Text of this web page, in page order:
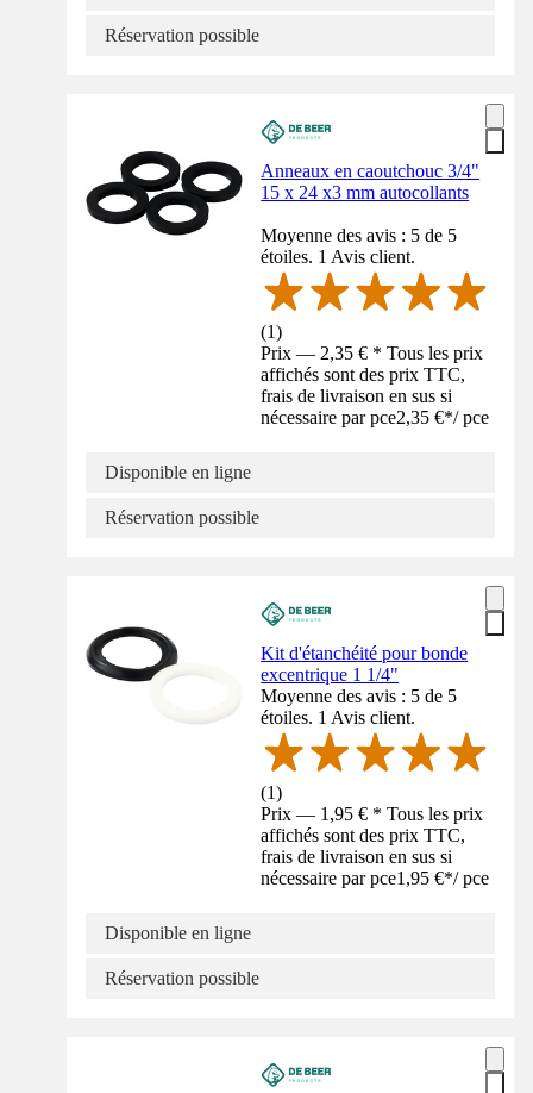
Réservation possible
Anneaux en caoutchouc 3/4"
15 x 24 x3 mm autocollants
Moyenne des avis : 5 de 5
étoiles. 1 Avis client.
(1)
Prix — 2,35 € * Tous les prix
affichés sont des prix TTC,
frais de livraison en sus si
nécessaire par pce2,35 €*/ pce
Disponible en ligne
Réservation possible
Kit d'étanchéité pour bonde
excentrique 1 1/4"
Moyenne des avis : 5 de 5
étoiles. 1 Avis client.
(1)
Prix — 1,95 € * Tous les prix
affichés sont des prix TTC,
frais de livraison en sus si
nécessaire par pce1,95 €*/ pce
Disponible en ligne
Réservation possible